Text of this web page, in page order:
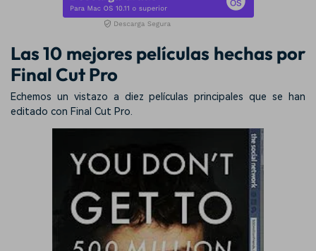
Las 10 mejores películas hechas por
Final Cut Pro
Echemos un vistazo a diez películas principales que se han
editado con Final Cut Pro.